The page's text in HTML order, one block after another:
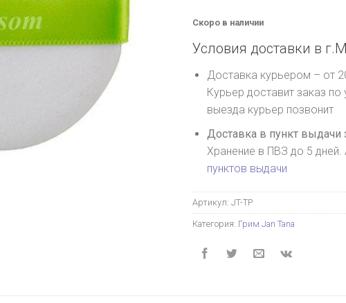
Скоро в наличии
Условия доставки в г.
Доставка курьером – от
Курьер доставит заказ
выезда курьер позвонит
Доставка в пункт выдачи
Хранение в ПВЗ до 5
пунктов выдачи
Артикул: JT-TP
Категория: Грим Jan Tana